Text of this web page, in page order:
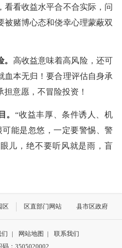
看看收益水平合不合实际，问
被赌博心态和侥幸心理蒙蔽双
高收益意味着高风险，还可
血本无归！要合理评估自身承
意愿，不冒险投资！
。 “收益丰厚、条件诱人、机
能是忽悠，一定要警惕、警
儿，绝不要听风就是雨，盲
区 区直部门网站 县市区政府
们 | 网站地图 |
联系我们
码：3505020002